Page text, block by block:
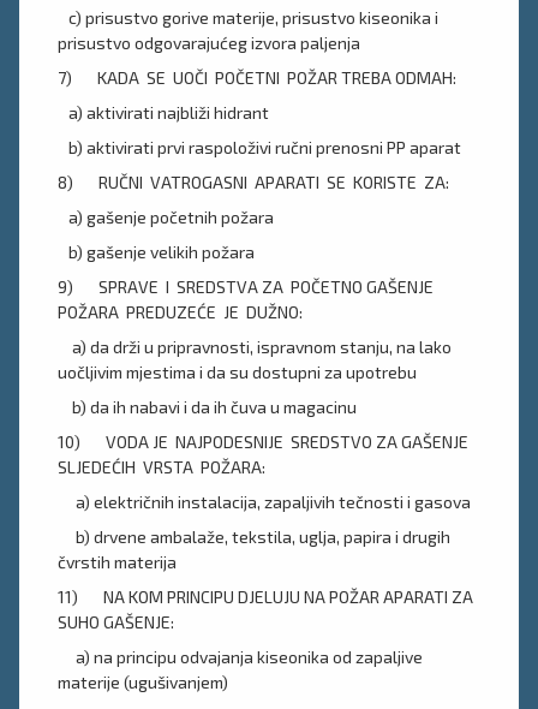
c) prisustvo gorive materije, prisustvo kiseonika i
prisustvo odgovarajućeg izvora paljenja
7) KADA SE UOČI POČETNI POŽAR TREBA ODMAH:
a) aktivirati najbliži hidrant
b) aktivirati prvi raspoloživi ručni prenosni PP aparat
8) RUČNI VATROGASNI APARATI SE KORISTE ZA:
a) gašenje početnih požara
b) gašenje velikih požara
9) SPRAVE I SREDSTVA ZA POČETNO GAŠENJE
POŽARA PREDUZEĆE JE DUŽNO:
a) da drži u pripravnosti, ispravnom stanju, na lako
uočljivim mjestima i da su dostupni za upotrebu
b) da ih nabavi i da ih čuva u magacinu
10) VODA JE NAJPODESNIJE SREDSTVO ZA GAŠENJE
SLJEDEĆIH VRSTA POŽARA:
a) električnih instalacija, zapaljivih tečnosti i gasova
b) drvene ambalaže, tekstila, uglja, papira i drugih
čvrstih materija
11) NA KOM PRINCIPU DJELUJU NA POŽAR APARATI ZA
SUHO GAŠENJE:
a) na principu odvajanja kiseonika od zapaljive
materije (ugušivanjem)